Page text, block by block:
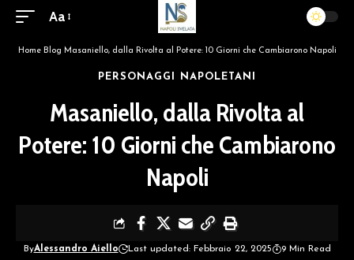
Aa
Home Blog Masaniello, dalla Rivolta al Potere: 10 Giorni che Cambiarono Napoli
PERSONAGGI NAPOLETANI
Masaniello, dalla Rivolta al
Potere: 10 Giorni che Cambiarono
Napoli
ByAlessandro Aiello Last updated: Febbraio 22, 2025 9 Min Read